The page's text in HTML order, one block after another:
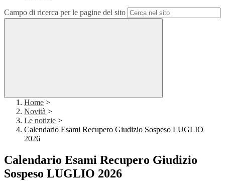
Campo di ricerca per le pagine del sito
Home >
Novità >
Le notizie >
Calendario Esami Recupero Giudizio Sospeso LUGLIO
2026
Calendario Esami Recupero Giudizio
Sospeso LUGLIO 2026